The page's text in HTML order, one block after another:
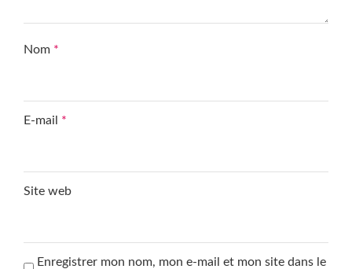
Nom *
E-mail *
Site web
Enregistrer mon nom, mon e-mail et mon site dans le